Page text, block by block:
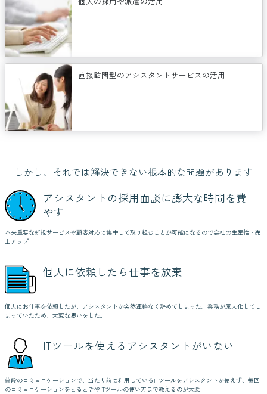
直接訪問型のアシスタントサービスの活用
しかし、それでは解決できない根本的な問題があります
アシスタントの採用面談に膨大な時間を費
やす
本来重要な新規サービスや顧客対応に集中して取り組むことが可能になるので会社の生産性・売
上アップ
個人に依頼したら仕事を放棄
個人にお仕事を依頼したが、アシスタントが突然連絡なく辞めてしまった。業務が属人化してし
まっていたため、大変な思いをした。
ITツールを使えるアシスタントがいない
普段のコミュニケーションで、当たり前に利用しているITツールをアシスタントが使えず、毎回
のコミュニケーションをとるときやITツールの使い方まで教えるのが大変